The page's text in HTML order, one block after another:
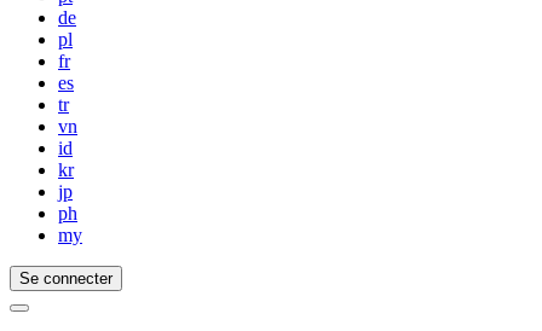
de
pl
fr
es
tr
vn
id
kr
jp
ph
my
Se connecter